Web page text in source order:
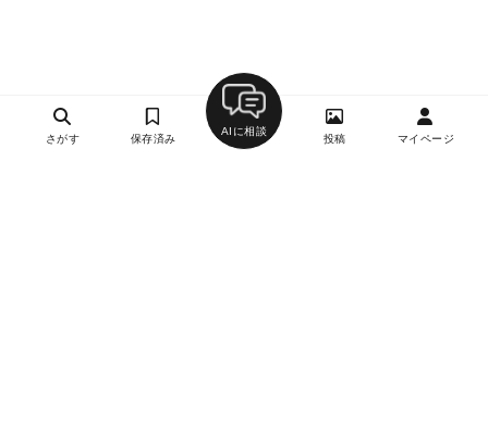
さがす 保存済み
AIに相談
投稿 マイページ